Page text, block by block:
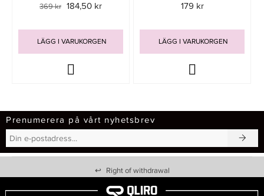
369 kr 184,50 kr
LÄGG I VARUKORGEN
179 kr
LÄGG I VARUKORGEN
Prenumerera på vårt nyhetsbrev
↩ Right of withdrawal